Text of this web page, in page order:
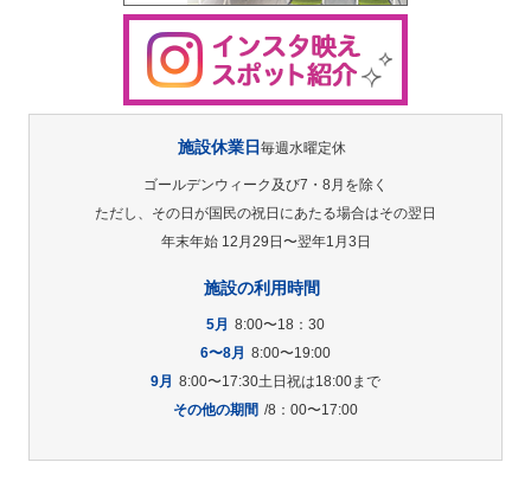
施設休業日毎週水曜定休
ゴールデンウィーク及び7・8月を除く
ただし、その日が国民の祝日にあたる場合はその翌日
年末年始 12月29日〜翌年1月3日
施設の利用時間
5月 8:00〜18：30
6〜8月 8:00〜19:00
9月 8:00〜17:30土日祝は18:00まで
その他の期間 /8：00〜17:00